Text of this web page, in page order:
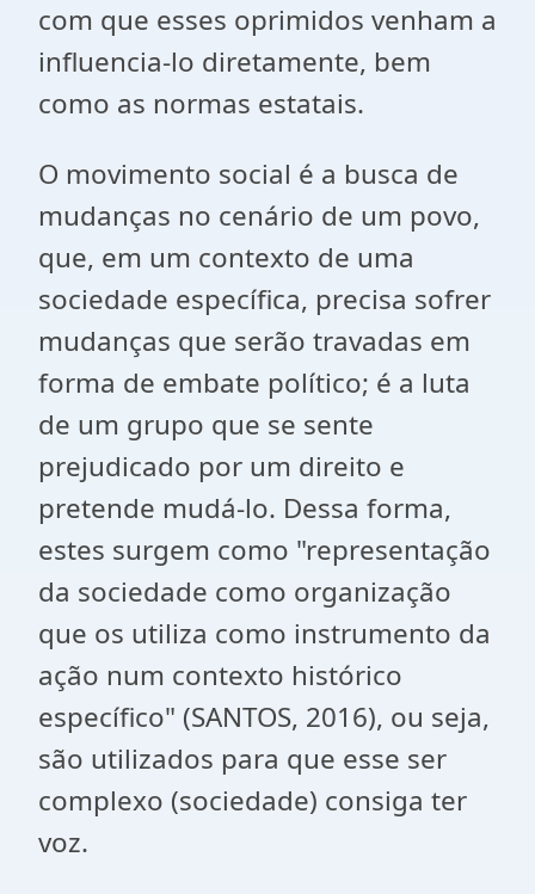
com que esses oprimidos venham a
influencia-lo diretamente, bem
como as normas estatais.
O movimento social é a busca de
mudanças no cenário de um povo,
que, em um contexto de uma
sociedade específica, precisa sofrer
mudanças que serão travadas em
forma de embate político; é a luta
de um grupo que se sente
prejudicado por um direito e
pretende mudá-lo. Dessa forma,
estes surgem como "representação
da sociedade como organização
que os utiliza como instrumento da
ação num contexto histórico
específico" (SANTOS, 2016), ou seja,
são utilizados para que esse ser
complexo (sociedade) consiga ter
voz.